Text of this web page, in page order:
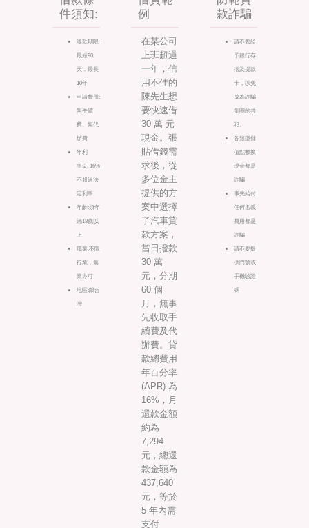
件須知:
還款期限:
最短90
天，最長
10年
申請費用:
無手續
費、無代
辦費
年利
率:2~16%
不超過法
定利率
年齡:須年
滿18歲以
上
職業:不限
行業，無
業亦可
地區:限台
灣
例
在某公司
上班超過
一年，信
用不佳的
陳先生想
要快速借
30 萬 元
現金。張
貼借錢需
求後，從
多位金主
提供的方
案中選擇
了汽車貸
款方案，
當日撥款
30 萬
元，分期
60 個
月，無事
先收取手
續費及代
辦費。貸
款總費用
年百分率
(APR) 為
16%，月
還款金額
約為
7,294
元，總還
款金額為
437,640
元，等於
5 年內需
支付
款詐騙
請不要給
予銀行存
摺及提款
卡，以免
成為詐騙
集團的共
犯。
各類型儲
值點數換
現金都是
詐騙
事先給付
任何名義
費用都是
詐騙
請不要提
供門號或
手機驗證
碼